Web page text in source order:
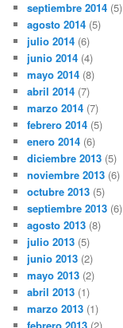
septiembre 2014 (5)
agosto 2014 (5)
julio 2014 (6)
junio 2014 (4)
mayo 2014 (8)
abril 2014 (7)
marzo 2014 (7)
febrero 2014 (5)
enero 2014 (6)
diciembre 2013 (5)
noviembre 2013 (6)
octubre 2013 (5)
septiembre 2013 (6)
agosto 2013 (8)
julio 2013 (5)
junio 2013 (2)
mayo 2013 (2)
abril 2013 (1)
marzo 2013 (1)
febrero 2013 (2)